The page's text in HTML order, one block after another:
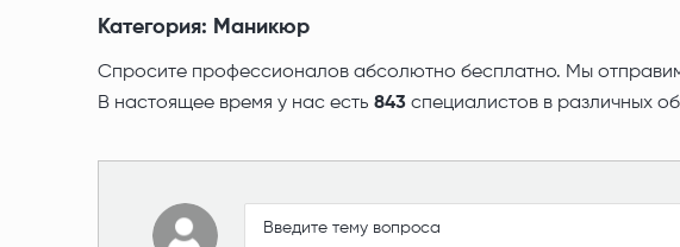
Категория: Маникюр
Спросите профессионалов абсолютно бесплатно. Мы
В настоящее время у нас есть 843 специалистов в различных